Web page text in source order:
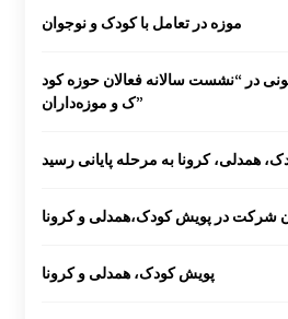
موزه در تعامل با کودک و نوجوان
در “نشست سالانه فعالان حوزه کود
ک و موزه‌داران”
همدلی، کرونا به مرحله پایانی رسید
شرکت در پویش کودک،همدلی و کرونا
پویش کودک، همدلی و کرونا